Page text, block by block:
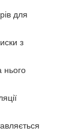
для
з
нього